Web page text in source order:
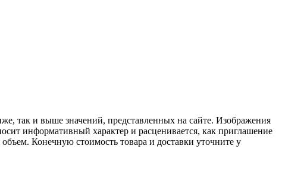
так и выше значений, представленных на сайте. Изображения
информативный характер и расценивается, как приглашение
Конечную стоимость товара и доставки уточните у